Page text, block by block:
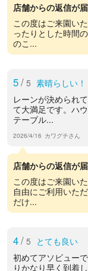
店舗からの返信が
この度はご来園い
ったりとした時間
のこ...
5/ 5 素晴らしい！
レーンが決められ
て大満足です。ハ
テーブル...
2026/4/16 カワグチさん
店舗からの返信が
この度はご来園い
自由にご利用いた
だけ...
4/ 5 とても良い
初めてアソビュー
りかなり早く到着